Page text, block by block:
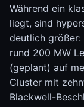
Während ein
liegt, sind
deutlich größer:
rund 200 MW
(geplant) auf
Cluster mit
Blackwell-